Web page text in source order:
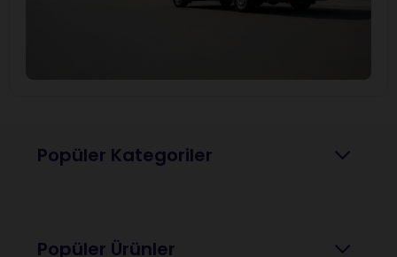
Popüler Kategoriler
Popüler Ürünler